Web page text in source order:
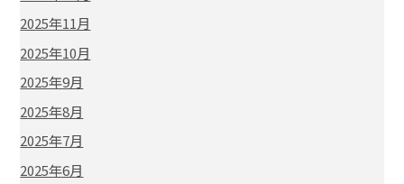
2025年11月
2025年10月
2025年9月
2025年8月
2025年7月
2025年6月